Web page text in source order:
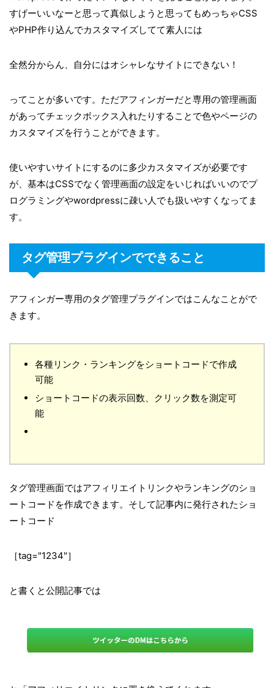
すげーいいなーと思って真似しようと思ってもめっちゃCSS
やPHP作り込んでカスタマイズしてて素人には
全然分からん、自分にはオシャレなサイトにできない！
ってことが多いです。ただアフィンガーだと専用の管理画面
があってチェックボックス入れたりすることで色やページの
カスタマイズを行うことができます。
使いやすいサイトにするのに多少カスタマイズが必要です
が、基本はCSSでなく管理画面の設定をいじればいいのでプ
ログラミングやwordpressに疎い人でも扱いやすくなってま
す。
タグ管理プラグインでできること
アフィンガー専用のタグ管理プラグインではこんなことがで
きます。
各種リンク・ランキングをショートコードで作成
可能
ショートコードの表示回数、クリック数を測定可
能
タグ管理画面ではアフィリエイトリンクやランキングのショ
ートコードを作成できます。そして記事内に発行されたショ
ートコード
［tag="1234"］
と書くと公開記事では